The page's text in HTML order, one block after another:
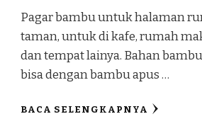
Pagar bambu untuk halaman
taman, untuk di kafe, rumah
dan tempat lainya. Bahan
bisa dengan bambu apus …
BACA SELENGKAPNYA